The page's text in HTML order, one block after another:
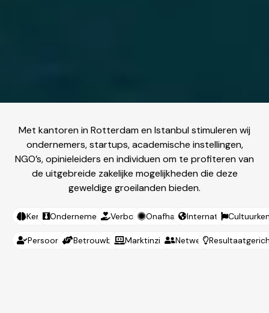
Met kantoren in Rotterdam en Istanbul stimuleren wij
ondernemers, startups, academische instellingen,
NGO’s, opinieleiders en individuen om te profiteren van
de uitgebreide zakelijke mogelijkheden die deze
geweldige groeilanden bieden.
KennisOndernemersgerichtVerbondenOnafhankelijkInternationaal
Persoonlijk BetrouwbaarMarktinzichtNetwerk